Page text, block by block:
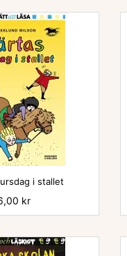
 i stallet
kr